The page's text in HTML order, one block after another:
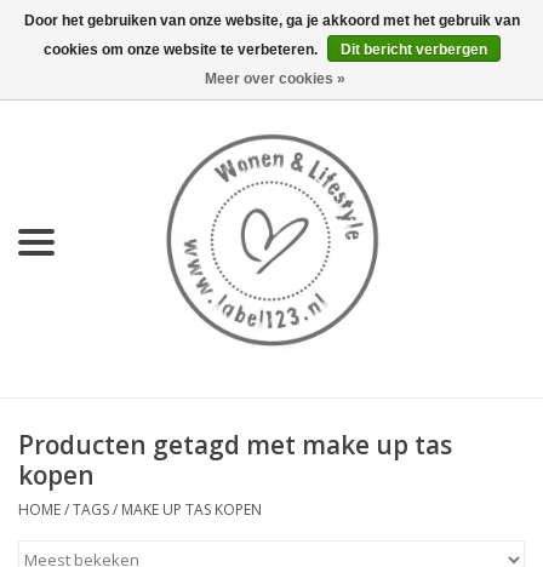
0 Artikelen - €0,00
KEUKEN
LIFESTYLE
Producten getagd met make up tas
kopen
HOME/TAGS/ MAKE UP TAS KOPEN
Door het gebruiken van onze website, ga je akkoord met het gebruik van
cookies om onze website te verbeteren.
Dit bericht verbergen
Meer over cookies »